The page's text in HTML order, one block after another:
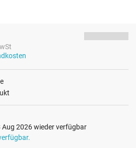
2026 wieder verfügbar